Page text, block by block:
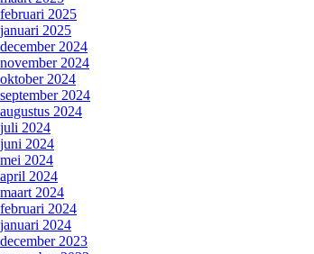
februari 2025
januari 2025
december 2024
november 2024
oktober 2024
september 2024
augustus 2024
juli 2024
juni 2024
mei 2024
april 2024
maart 2024
februari 2024
januari 2024
december 2023